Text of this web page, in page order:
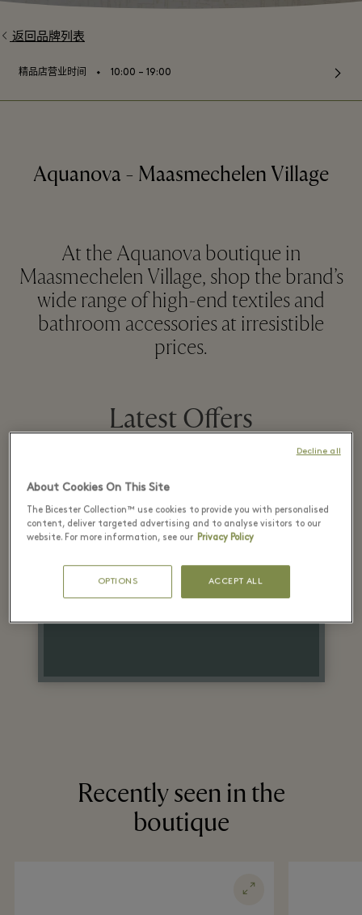
返回品牌列表
精品店营业时间 ⬩ 10:00 – 19:00
Aquanova - Maasmechelen Village
At the Aquanova boutique in
Maasmechelen Village, shop the brand’s
wide range of high-end textiles and
bathroom accessories at irresistible
prices.
Latest Offers
27 六月 - 7 八月 2026
Up to 50% off
the Village price
Recently seen in the
boutique
About Cookies On This Site
The Bicester Collection™ use cookies to provide you with personalised
content, deliver targeted advertising and to analyse visitors to our
website. For more information, see our Privacy Policy
OPTIONS ACCEPT ALL
Decline all